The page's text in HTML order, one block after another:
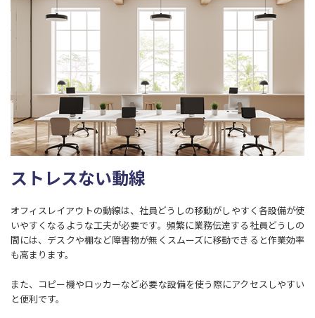
ストレスない動線
オフィスレイアウトの動線は、社員どうしの移動がしやすく各設備が使
いやすくなるような工夫が必要です。頻繁に業務伝達する社員どうしの
間には、デスクや棚など障害物が無くスムーズに移動できると作業効率
も高まります。
また、コピー機やロッカーなど必要な設備を使う際にアクセスしやすい
と便利です。